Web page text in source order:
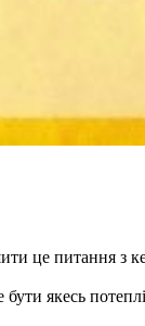
це питання з
якесь